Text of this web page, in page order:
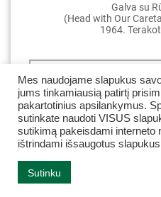
Galva su
(Head with Our
1964.
Mes naudojame slapukus
jums tinkamiausią patirtį
pakartotinius apsilankymus.
sutinkate naudoti VISUS
sutikimą pakeisdami interneto
ištrindami išsaugotus slapukus
Sutinku